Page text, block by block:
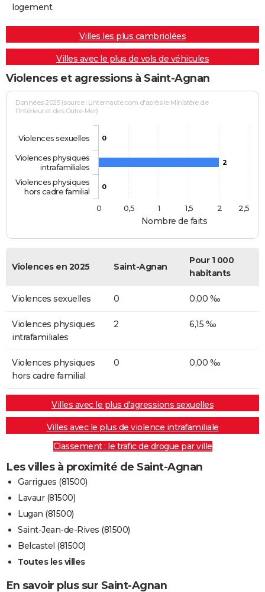
logement
Villes les plus cambriolées
Villes avec le plus de vols de véhicules
Violences et agressions à Saint-Agnan
Nombre de faits
Données 2025 (source : Linternaute.com d'après le Ministère de
l'Intérieur et des Outre-Mer)
0
2
0
Violences sexuelles
Violences physiques
intrafamiliales
Violences physiques
hors cadre familial
0
0,5 1 1,5 2 2,5
Violences en 2025 Saint-Agnan
Pour 1 000
habitants
Violences sexuelles 0 0,00 ‰
Violences physiques
intrafamiliales
2 6,15 ‰
Violences physiques
hors cadre familial
0 0,00 ‰
Villes avec le plus d'agressions sexuelles
Villes avec le plus de violence intrafamiliale
Classement : le trafic de drogue par ville
Les villes à proximité de Saint-Agnan
Garrigues (81500)
Lavaur (81500)
Lugan (81500)
Saint-Jean-de-Rives (81500)
Belcastel (81500)
Toutes les villes
En savoir plus sur Saint-Agnan